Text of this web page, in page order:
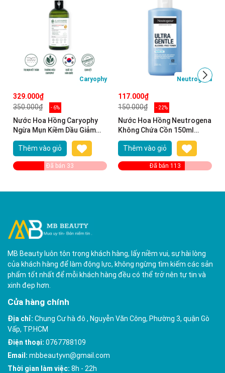
Caryophy
329.000₫
350.000₫
- 6%
Nước Hoa Hồng Caryophy
Ngừa Mụn Kiềm Dầu Giảm
Thâm 300ml Portulaca
Toner
Thêm vào giỏ
Đã bán 33
Neutrogena
117.000₫
150.000₫
- 22%
Nước Hoa Hồng Neutrogena
Không Chứa Cồn 150ml
Alcohol Free Toner
Thêm vào giỏ
Đã bán 113
MB Beauty luôn tôn trọng khách hàng, lấy niềm vui, sự hài lòng
của khách hàng để làm động lực, không ngừng tìm kiếm các sản
phẩm tốt nhất để mỗi khách hàng đều có thể trở nên tự tin và
xinh đẹp hơn.
Cửa hàng chính
Địa chỉ: Chung Cư hà đô , Nguyễn Văn Công, Phường 3, quận Gò
Vấp, TP.HCM
Điện thoại: 0767788109
Email: mbbeautyvn@gmail.com
Thời gian làm việc: 8h - 22h